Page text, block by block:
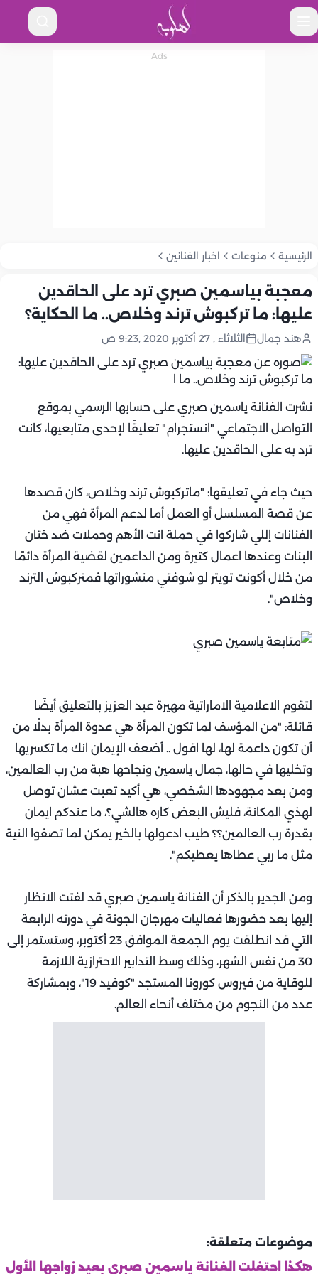
الرئيسية منوعات اخبار الفنانين
معجبة بياسمين صبري ترد على الحاقدين
عليها: ما تركبوش ترند وخلاص.. ما الحكاية؟
هند جمال الثلاثاء , 27 أكتوبر 2020 ,9:23 ص
نشرت الفنانة ياسمين صبري على حسابها الرسمي بموقع
التواصل الاجتماعي "انستجرام" تعليقًا لإحدى متابعيها، كانت
ترد به على الحاقدين عليها.
حيث جاء في تعليقها: "ماتركبوش ترند وخلاص، كان قصدها
عن قصة المسلسل أو العمل أما لدعم المرأة فهي من
الفنانات إللي شاركوا في حملة انت الأهم وحملات ضد ختان
البنات وعندها اعمال كتيرة ومن الداعمين لقضية المرأة دائمًا
من خلال أكونت تويتر لو شوفتي منشوراتها فمتركبوش الترند
وخلاص".
لتقوم الاعلامية الاماراتية مهيرة عبد العزيز بالتعليق أيضًا
قائلة: "من المؤسف لما تكون المرأة هي عدوة المرأة بدلًا من
أن تكون داعمة لها، لها اقول .. أضعف الإيمان انك ما تكسريها
وتخليها في حالها، جمال ياسمين ونجاحها هبة من رب العالمين،
ومن بعد مجهودها الشخصي، هي أكيد تعبت عشان توصل
لهذي المكانة، فليش البعض كاره هالشي؟، ما عندكم ايمان
بقدرة رب العالمين؟؟ طيب ادعولها بالخير يمكن لما تصفوا النية
مثل ما ربي عطاها يعطيكم".
ومن الجدير بالذكر أن الفنانة ياسمين صبري قد لفتت الانظار
إليها بعد حضورها فعاليات مهرجان الجونة في دورته الرابعة
التي قد انطلقت يوم الجمعة الموافق 23 أكتوبر، وستستمر إلى
30 من نفس الشهر، وذلك وسط التدابير الاحترازية اللازمة
للوقاية من فيروس كورونا المستجد "كوفيد 19"، وبمشاركة
عدد من النجوم من مختلف أنحاء العالم.
موضوعات متعلقة:
هكذا احتفلت الفنانة ياسمين صبري بعيد زواجها الأول